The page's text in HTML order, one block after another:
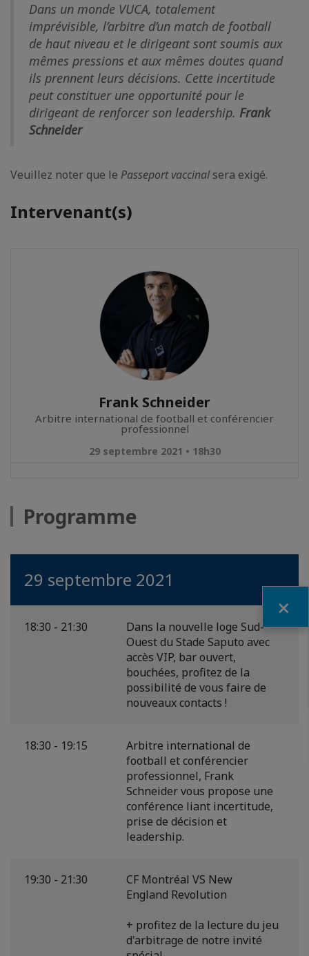
Dans un monde VUCA, totalement
imprévisible, l’arbitre d’un match de football
de haut niveau et le dirigeant sont soumis aux
mêmes pressions et aux mêmes doutes quand
ils prennent leurs décisions. Cette incertitude
peut constituer une opportunité pour le
dirigeant de renforcer son leadership. Frank
Schneider
Veuillez noter que le Passeport vaccinalsera exigé.
Intervenant(s)
Frank Schneider
Arbitre international de football et conférencier
professionnel
29 septembre 2021 • 18h30
Programme
29 septembre 2021
18:30 - 21:30
Dans la nouvelle loge Sud-
Ouest du Stade Saputo avec
accès VIP, bar ouvert,
bouchées, profitez de la
possibilité de vous faire de
nouveaux contacts !
18:30 - 19:15
Arbitre international de
football et conférencier
professionnel, Frank
Schneider vous propose une
conférence liant incertitude,
prise de décision et
leadership.
19:30 - 21:30
CF Montréal VS New
England Revolution
+ profitez de la lecture du jeu
d'arbitrage de notre invité